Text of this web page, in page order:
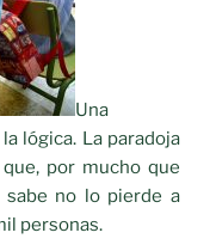
Una
lógica. La paradoja
por mucho que
sabe no lo pierde a
personas.